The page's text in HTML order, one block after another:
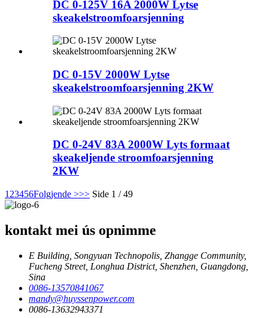
DC 0-125V 16A 2000W Lytse
skeakelstroomfoarsjenning
DC 0-15V 2000W Lytse
skeakelstroomfoarsjenning 2KW
DC 0-24V 83A 2000W Lyts formaat
skeakeljende stroomfoarsjenning
2KW
1 23456Folgjende >>> Side 1 / 49
kontakt mei ús opnimme
E Building, Songyuan Technopolis, Zhangge Community,
Fucheng Street, Longhua District, Shenzhen, Guangdong,
Sina
0086-13570841067
mandy@huyssenpower.com
0086-13632943371